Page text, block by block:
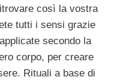
così la vostra
tutti i sensi grazie
secondo la
corpo, per creare
Rituali a base di